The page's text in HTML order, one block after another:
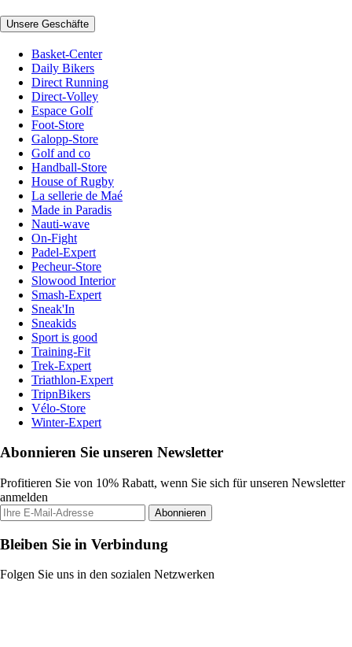
Unsere Geschäfte
Basket-Center
Daily Bikers
Direct Running
Direct-Volley
Espace Golf
Foot-Store
Galopp-Store
Golf and co
Handball-Store
House of Rugby
La sellerie de Maé
Made in Paradis
Nauti-wave
On-Fight
Padel-Expert
Pecheur-Store
Slowood Interior
Smash-Expert
Sneak'In
Sneakids
Sport is good
Training-Fit
Trek-Expert
Triathlon-Expert
TripnBikers
Vélo-Store
Winter-Expert
Abonnieren Sie unseren Newsletter
Profitieren Sie von 10% Rabatt, wenn Sie sich für unseren Newsletter
anmelden
Abonnieren
Bleiben Sie in Verbindung
Folgen Sie uns in den sozialen Netzwerken